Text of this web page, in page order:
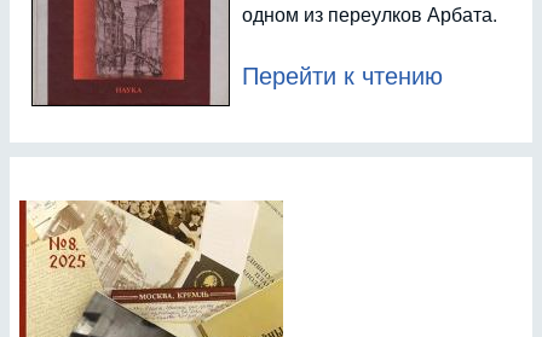
одном из переулков Арбата.
Перейти к чтению